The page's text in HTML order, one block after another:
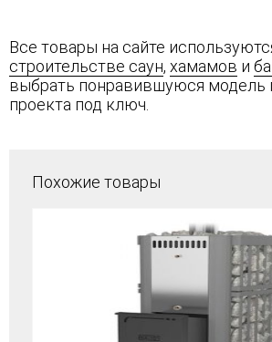
Все товары на сайте
строительстве саун, хамамов и
выбрать понравившуюся модель
проекта под ключ.
Похожие товары